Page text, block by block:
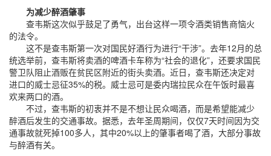
为减少醉酒肇事
查韦斯这次似乎鼓足了勇气，出台这样一项令酒类销售商恼火
的法令。
这不是查韦斯第一次对国民好酒行为进行“干涉”。去年12月的总
统选举前，查韦斯将卖酒的啤酒卡车称为“社会的退化”，还要求国民
警卫队阻止酒贩在贫民区附近的街头卖酒。近日，查韦斯还决定对
进口的威士忌征35%的税。威士忌可是委内瑞拉民众在午饭时最喜
欢来两口的酒。
不过，查韦斯的初衷并不是不想让民众喝酒，而是希望能减少
醉酒后发生的交通事故。据悉，去年圣周期间，仅仅7天时间因为交
通事故就死掉100多人，其中20%以上的肇事者喝了酒，大部分事故
与醉酒有关。